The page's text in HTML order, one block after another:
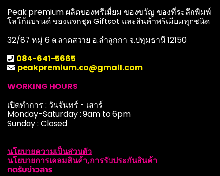
Peak premium ผลิตของพรีเมี่ยม ของขวัญ ของที่ระลึกพิมพ์
โลโก้แบรนด์ ของแจกชุด Giftset และสินค้าพรีเมียมทุกชนิด
32/87 หมู่ 6 ต.ลาดสวาย อ.ลำลูกกา จ.ปทุมธานี 12150
084-641-5665
peakpremium.co@gmail.com
WORKING HOURS
เปิดทำการ : วันจันทร์ - เสาร์
Monday-Saturday : 9am to 6pm
Sunday : Closed
นโยบายความเป็นส่วนตัว
นโยบายการเคลมสินค้า,การรับประกันสินค้า
กดรับข่าวสาร